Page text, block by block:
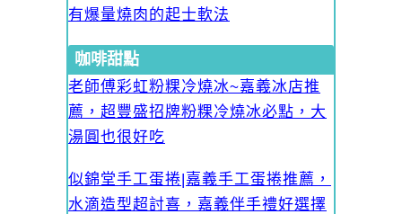
有爆量燒肉的起士軟法
咖啡甜點
老師傅彩虹粉粿冷燒冰~嘉義冰店推
薦，超豐盛招牌粉粿冷燒冰必點，大
湯圓也很好吃
似錦堂手工蛋捲|嘉義手工蛋捲推薦，
水滴造型超討喜，嘉義伴手禮好選擇